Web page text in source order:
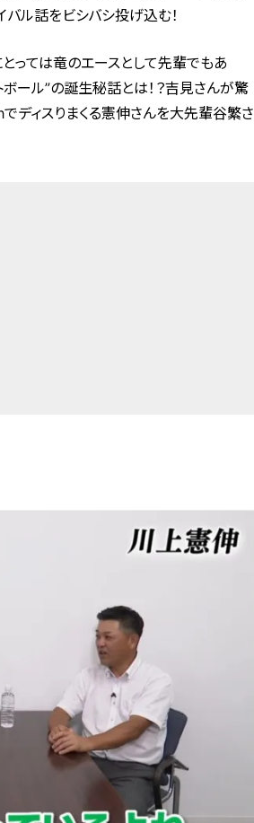
ル話をビシバシ投げ込む！
っては竜のエースとして先輩でもあ
ール”の誕生秘話とは！？吉見さんが驚
ディスりまくる憲伸さんを大先輩谷繁さ